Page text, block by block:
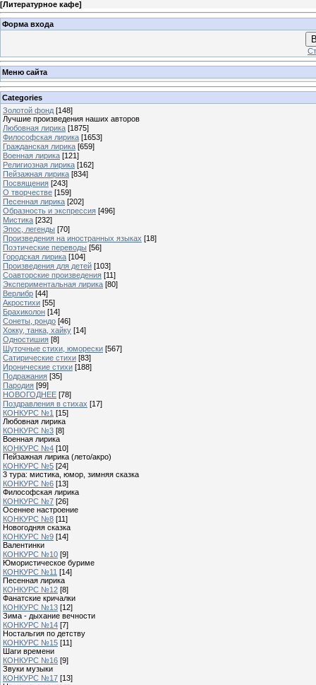
[Литературное кафе]
Форма входа
Меню сайта
Categories
Золотой фонд [148]
Лучшие произведения наших авторов
Любовная лирика [1875]
Философская лирика [1653]
Гражданская лирика [659]
Военная лирика [121]
Религиозная лирика [162]
Пейзажная лирика [834]
Посвящения [243]
О творчестве [159]
Песенная лирика [202]
Образность и экспрессия [496]
Мистика [232]
Эпос, легенды [70]
Произведения на иностранных языках [18]
Поэтические переводы [56]
Городская лирика [104]
Произведения для детей [103]
Соавторские произведения [11]
Экспериментальная лирика [80]
Верлибр [44]
Акростихи [55]
Брахиколон [14]
Сонеты, рондо [46]
Хокку, танка, хайку [14]
Одностишия [8]
Шуточные стихи, юморески [567]
Сатирические стихи [83]
Иронические стихи [188]
Подражания [35]
Пародия [99]
НОВОГОДНЕЕ [78]
Поздравления в стихах [17]
КОНКУРС №1 [15]
Любовная лирика
КОНКУРС №3 [8]
Военная лирика
КОНКУРС №4 [10]
Пейзажная лирика (лето/акро)
КОНКУРС №5 [24]
3 тура: мистика, юмор, зимняя сказка
КОНКУРС №6 [13]
Философская лирика
КОНКУРС №7 [26]
Осеннее настроение
КОНКУРС №8 [11]
Новогодняя сказка
КОНКУРС №9 [14]
Валентинки
КОНКУРС №10 [9]
Юмористическое буриме
КОНКУРС №11 [14]
Песенная лирика
КОНКУРС №12 [8]
Фанатские кричалки
КОНКУРС №13 [12]
Зима - дыхание вечности
КОНКУРС №14 [7]
Ностальгия по детству
КОНКУРС №15 [11]
Шаги времени
КОНКУРС №16 [9]
Звуки музыки
КОНКУРС №17 [13]